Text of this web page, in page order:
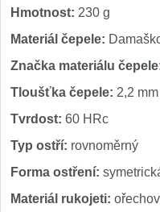
Hmotnost: 230 g
Materiál čepele:
Značka materiálu
Tloušťka čepele: 2,2 mm
Tvrdost: 60 HRc
Typ ostří: rovnoměrný
Forma ostření:
Materiál rukojeti: